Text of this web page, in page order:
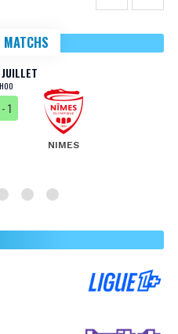
- 1
NIMES